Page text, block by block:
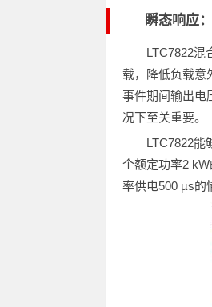
瞬态响应
LTC7822混
载，降低负载意
事件期间输出电
况下至关重要。
LTC7822能
个额定功率2
率供电500 µs的